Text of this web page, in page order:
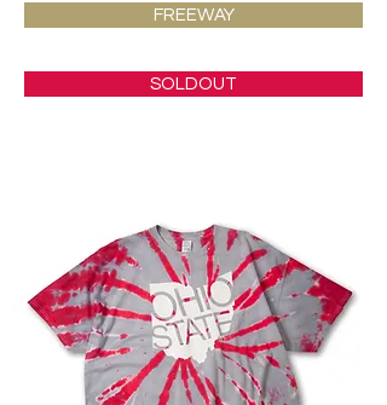
FREEWAY
SOLDOUT